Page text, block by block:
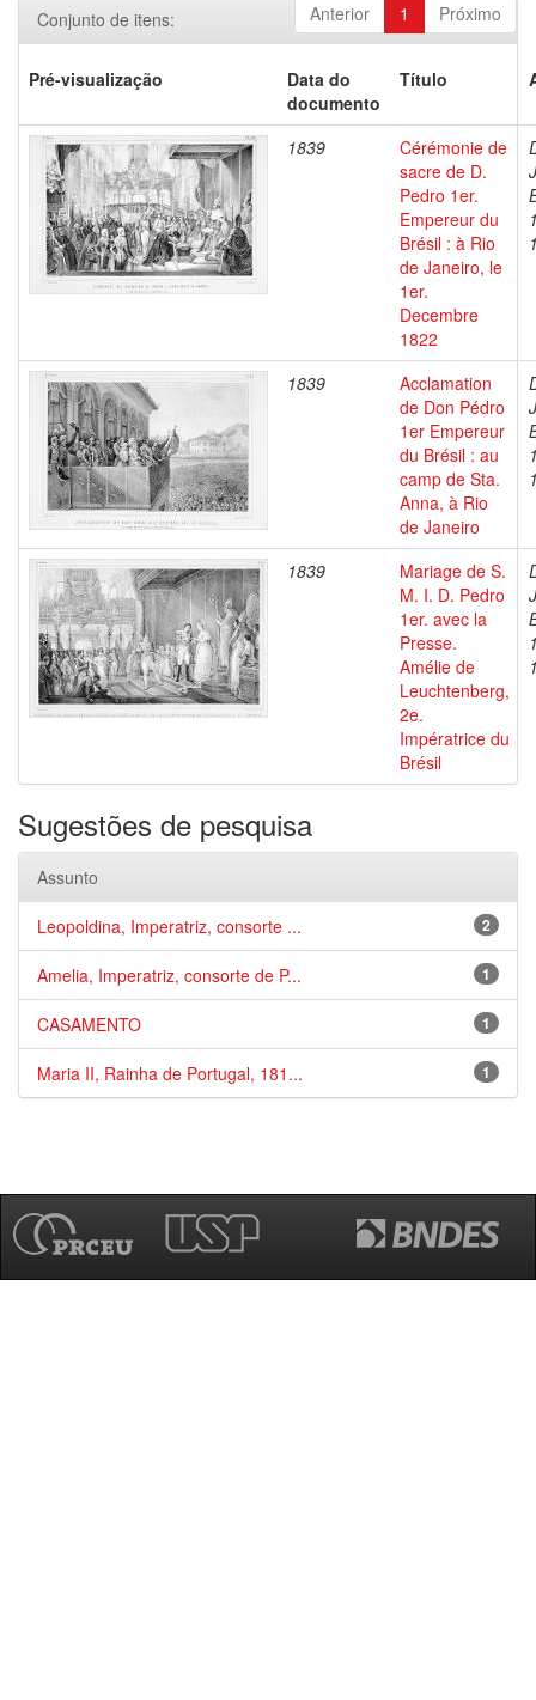
Anterior 1 Próximo
Conjunto de itens:
Pré-visualização
Data do
documento
Título
1839
Cérémonie de
sacre de D.
Pedro 1er.
Empereur du
Brésil : à Rio
de Janeiro, le
1er.
Decembre
1822
1839
Acclamation
de Don Pédro
1er Empereur
du Brésil : au
camp de Sta.
Anna, à Rio
de Janeiro
1839
Mariage de S.
M. I. D. Pedro
1er. avec la
Presse.
Amélie de
Leuchtenberg,
2e.
Impératrice du
Brésil
Sugestões de pesquisa
Assunto
2
Leopoldina, Imperatriz, consorte ...
1
Amelia, Imperatriz, consorte de P...
1
CASAMENTO
1
Maria II, Rainha de Portugal, 181...